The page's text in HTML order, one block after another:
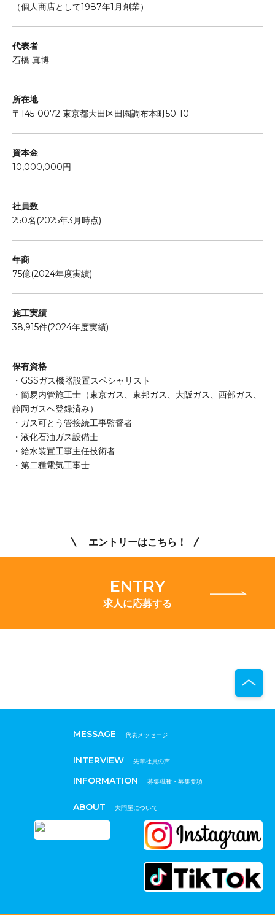
（個人商店として1987年1月創業）
代表者
石橋 真博
所在地
〒145-0072 東京都大田区田園調布本町50-10
資本金
10,000,000円
社員数
250名(2025年3月時点)
年商
75億(2024年度実績)
施工実績
38,915件(2024年度実績)
保有資格
・GSSガス機器設置スペシャリスト
・簡易内管施工士（東京ガス、東邦ガス、大阪ガス、西部ガス、
静岡ガスへ登録済み）
・ガス可とう管接続工事監督者
・液化石油ガス設備士
・給水装置工事主任技術者
・第二種電気工事士
エントリーはこちら！
ENTRY
求人に応募する
MESSAGE 代表メッセージ
INTERVIEW 先輩社員の声
INFORMATION 募集職種・募集要項
ABOUT 大問屋について